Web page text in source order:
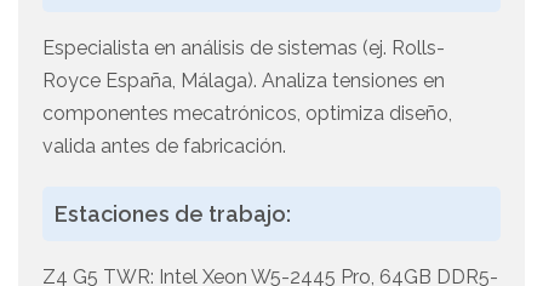
Especialista en análisis de sistemas (ej. Rolls-
Royce España, Málaga). Analiza tensiones en
componentes mecatrónicos, optimiza diseño,
valida antes de fabricación.
Estaciones de trabajo:
Z4 G5 TWR: Intel Xeon W5-2445 Pro, 64GB DDR5-